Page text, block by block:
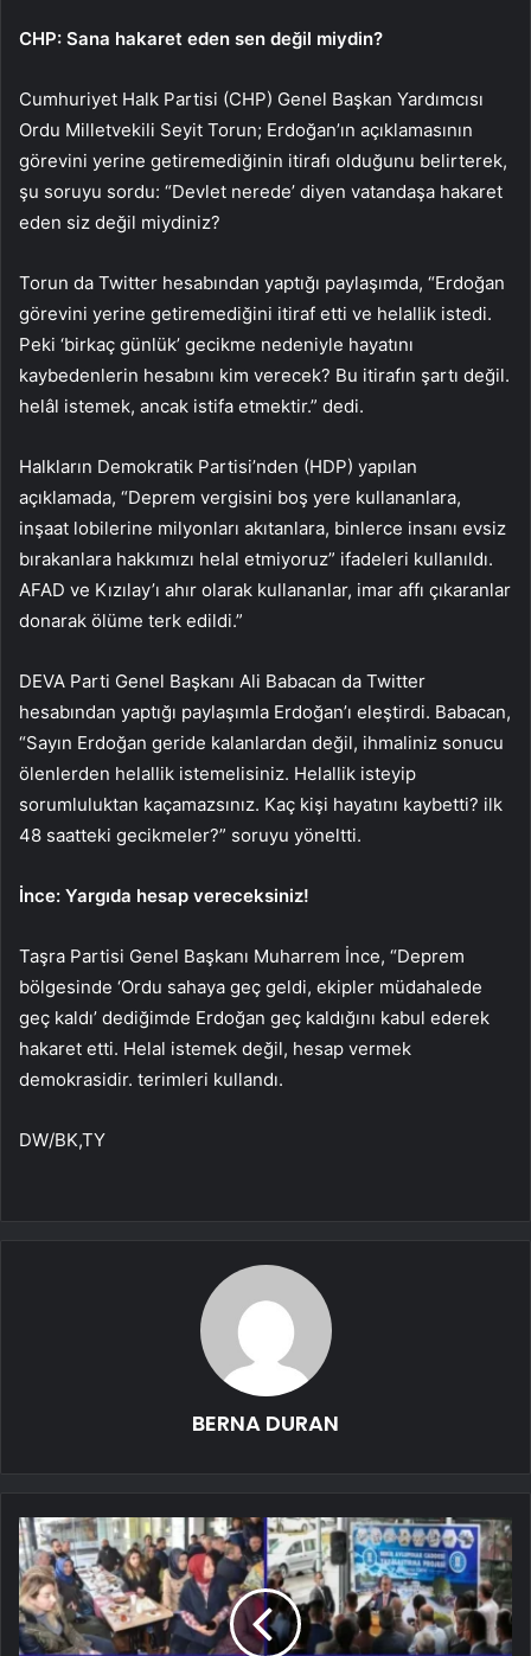
CHP: Sana hakaret eden sen değil miydin?
Cumhuriyet Halk Partisi (CHP) Genel Başkan Yardımcısı
Ordu Milletvekili Seyit Torun; Erdoğan’ın açıklamasının
görevini yerine getiremediğinin itirafı olduğunu belirterek,
şu soruyu sordu: “Devlet nerede’ diyen vatandaşa hakaret
eden siz değil miydiniz?
Torun da Twitter hesabından yaptığı paylaşımda, “Erdoğan
görevini yerine getiremediğini itiraf etti ve helallik istedi.
Peki ‘birkaç günlük’ gecikme nedeniyle hayatını
kaybedenlerin hesabını kim verecek? Bu itirafın şartı değil.
helâl istemek, ancak istifa etmektir.” dedi.
Halkların Demokratik Partisi’nden (HDP) yapılan
açıklamada, “Deprem vergisini boş yere kullananlara,
inşaat lobilerine milyonları akıtanlara, binlerce insanı evsiz
bırakanlara hakkımızı helal etmiyoruz” ifadeleri kullanıldı.
AFAD ve Kızılay’ı ahır olarak kullananlar, imar affı çıkaranlar
donarak ölüme terk edildi.”
DEVA Parti Genel Başkanı Ali Babacan da Twitter
hesabından yaptığı paylaşımla Erdoğan’ı eleştirdi. Babacan,
“Sayın Erdoğan geride kalanlardan değil, ihmaliniz sonucu
ölenlerden helallik istemelisiniz. Helallik isteyip
sorumluluktan kaçamazsınız. Kaç kişi hayatını kaybetti? ilk
48 saatteki gecikmeler?” soruyu yöneltti.
İnce: Yargıda hesap vereceksiniz!
Taşra Partisi Genel Başkanı Muharrem İnce, “Deprem
bölgesinde ‘Ordu sahaya geç geldi, ekipler müdahalede
geç kaldı’ dediğimde Erdoğan geç kaldığını kabul ederek
hakaret etti. Helal istemek değil, hesap vermek
demokrasidir. terimleri kullandı.
DW/BK,TY
BERNA DURAN